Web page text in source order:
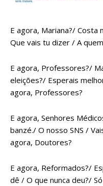
E agora, Mariana?/
Que vais tu dizer / A
E agora, Professores?/
eleições?/ Esperais
agora, Professores?
E agora, Senhores
banzé./ O nosso SNS /
agora, Doutores?
E agora, Reformados?/
dê / O que nunca deu?/